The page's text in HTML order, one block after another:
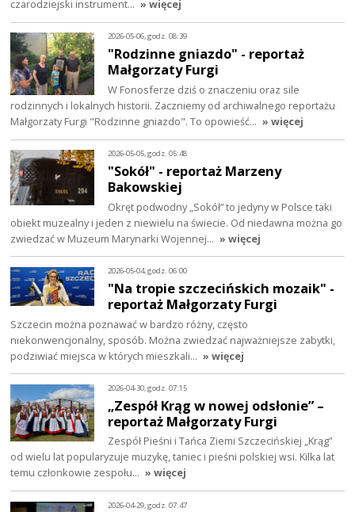
czarodziejski instrument… » więcej
2026-05-06, godz. 08:39
"Rodzinne gniazdo" - reportaż
Małgorzaty Furgi
W Fonosferze dziś o znaczeniu oraz sile
rodzinnych i lokalnych historii. Zaczniemy od archiwalnego reportażu
Małgorzaty Furgi "Rodzinne gniazdo". To opowieść… » więcej
2026-05-05, godz. 05:48
"Sokół" - reportaż Marzeny
Bakowskiej
Okręt podwodny „Sokół” to jedyny w Polsce taki
obiekt muzealny i jeden z niewielu na świecie. Od niedawna można go
zwiedzać w Muzeum Marynarki Wojennej… » więcej
2026-05-04, godz. 06:00
"Na tropie szczecińskich mozaik" -
reportaż Małgorzaty Furgi
Szczecin można poznawać w bardzo różny, często
niekonwencjonalny, sposób. Można zwiedzać najważniejsze zabytki,
podziwiać miejsca w których mieszkali… » więcej
2026-04-30, godz. 07:15
„Zespół Krąg w nowej odsłonie” –
reportaż Małgorzaty Furgi
Zespół Pieśni i Tańca Ziemi Szczecińskiej „Krąg”
od wielu lat popularyzuje muzykę, taniec i pieśni polskiej wsi. Kilka lat
temu członkowie zespołu… » więcej
2026-04-29, godz. 07:47